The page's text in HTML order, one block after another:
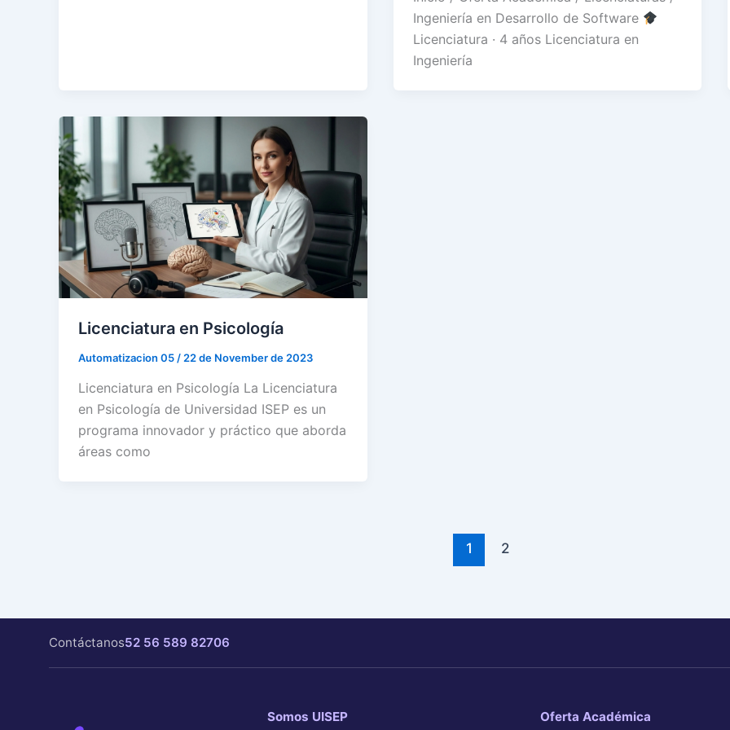
Ingeniería en Desarrollo de Software
Licenciatura · 4 años Licenciatura en
Ingeniería
Licenciatura en Psicología
Automatizacion 05 / 22 de November de 2023
Licenciatura en Psicología La Licenciatura
en Psicología de Universidad ISEP es un
programa innovador y práctico que aborda
áreas como
1 2
Contáctanos52 56 589 82706
Somos UISEP Oferta Académica